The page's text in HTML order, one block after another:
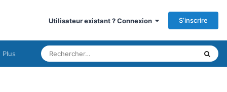
Utilisateur existant ? Connexion S’inscrire
Plus